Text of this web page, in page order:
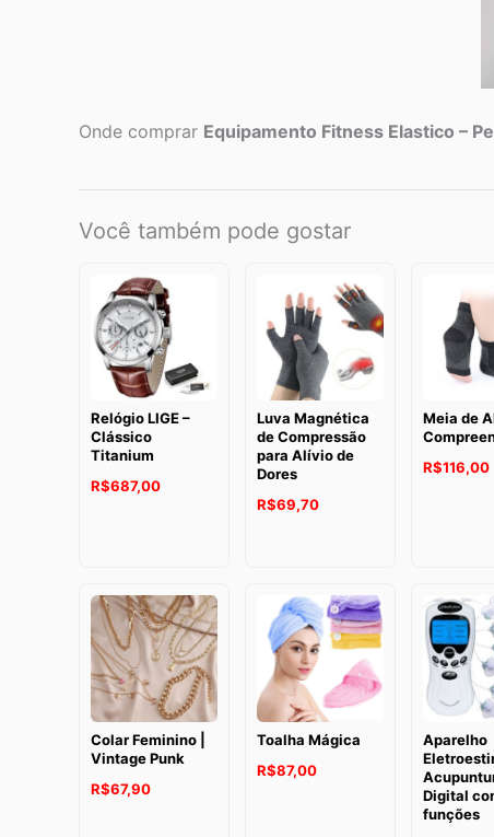
Onde comprar Equipamento Fitness Elastico –
Você também pode gostar
Relógio LIGE –
Clássico
Titanium
R$687,00
Luva Magnética
de Compressão
para Alívio de
Dores
R$69,70
Meia de
R$116,00
Colar Feminino |
Vintage Punk
R$67,90
Toalha Mágica
R$87,00
Aparelho
Digital
funções